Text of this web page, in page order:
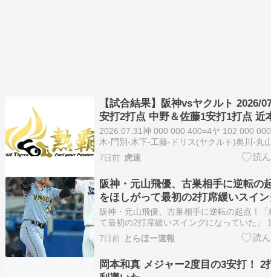
【試合結果】阪神vsヤクルト 2026/
安打2打点 中野＆佐藤1安打1打点 近
門別好救援 木下＆工藤＆ドリス1回
2026.07.31神 000 000 400=4ヤ 102 000
木-門別-木下-工藤-ドリス(ヤクルト)奥川-丸
ランソ-星[勝ち投手]門別1勝1敗[セーブ]ドリ
丸山翔2敗[本塁打](阪神)-(ヤクルト)長…
7日前 虎速
阪神・元山飛優、古巣相手に逆転の
をほしがって最初の2打席緩いスイ
た」
阪神・元山飛優、古巣相手に逆転の起点！
て最初の2打席緩いスイングになっていた」
＼(^o^)／ 2026/07/31 (金) 22:10:03.027
の元山飛優選手が古巣ヤクルト戦で逆転の
7日前 とらほー速報
岡本和真 メジャー2度目の3安打！ 2